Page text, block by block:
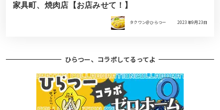
家具町、焼肉店【お店みせて！】
タクワン＠ひらつー 2023年9月23日
ひらつー、コラボしてるってよ